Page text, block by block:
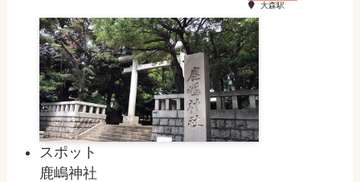
大森駅
スポット
鹿嶋神社